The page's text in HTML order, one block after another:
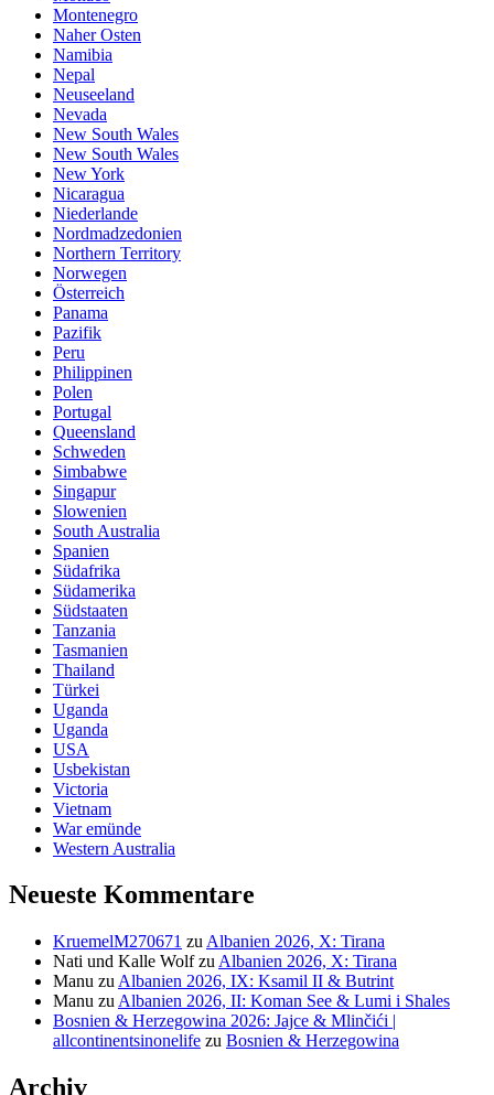
Montenegro
Naher Osten
Namibia
Nepal
Neuseeland
Nevada
New South Wales
New South Wales
New York
Nicaragua
Niederlande
Nordmadzedonien
Northern Territory
Norwegen
Österreich
Panama
Pazifik
Peru
Philippinen
Polen
Portugal
Queensland
Schweden
Simbabwe
Singapur
Slowenien
South Australia
Spanien
Südafrika
Südamerika
Südstaaten
Tanzania
Tasmanien
Thailand
Türkei
Uganda
Uganda
USA
Usbekistan
Victoria
Vietnam
War emünde
Western Australia
Neueste Kommentare
KruemelM270671 zu Albanien 2026, X: Tirana
Nati und Kalle Wolfzu Albanien 2026, X: Tirana
Manu zu Albanien 2026, IX: Ksamil II & Butrint
Manu zu Albanien 2026, II: Koman See & Lumi i Shales
Bosnien & Herzegowina 2026: Jajce & Mlinčići |
allcontinentsinonelife zu Bosnien & Herzegowina
Archiv